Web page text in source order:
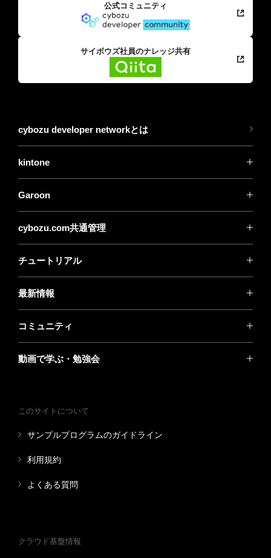
公式コミュニティ
サイボウズ社員のナレッジ共有
cybozu developer networkとは
kintone
Garoon
cybozu.com共通管理
チュートリアル
最新情報
コミュニティ
動画で学ぶ・勉強会
このサイトについて
サンプルプログラムのガイドライン
利用規約
よくある質問
クラウド基盤情報